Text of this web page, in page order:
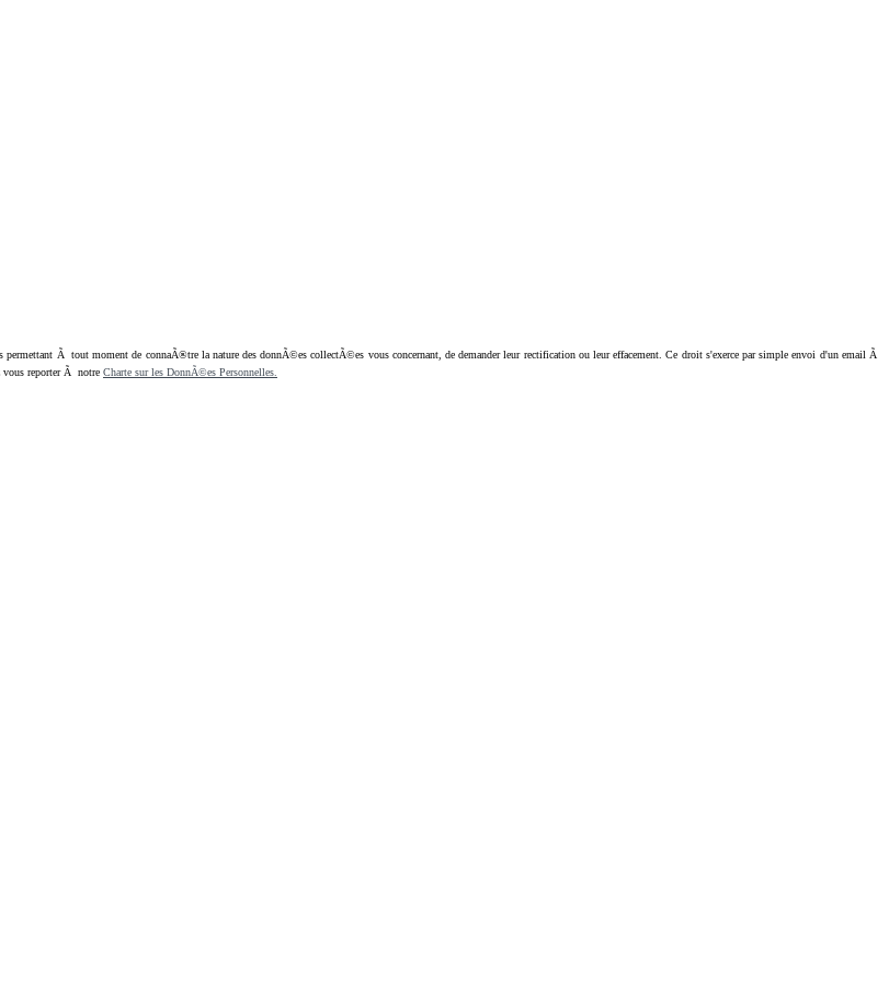
Ã tout moment de connaÃ®tre la nature des donnÃ©es collectÃ©es vous concernant, de demander leur rectification ou leur effacement. Ce droit s'exerce par simple envoi d'un email Ã
vous reporter Ã notre Charte sur les DonnÃ©es Personnelles.